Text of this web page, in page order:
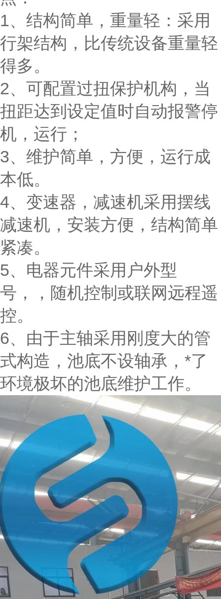
1、结构简单，重量轻：采用
行架结构，比传统设备重量轻
得多。
2、可配置过扭保护机构，当
扭距达到设定值时自动报警停
机，运行；
3、维护简单，方便，运行成
本低。
4、变速器，减速机采用摆线
减速机，安装方便，结构简单
紧凑。
5、电器元件采用户外型
号，，随机控制或联网远程遥
控。
6、由于主轴采用刚度大的管
式构造，池底不设轴承，*了
环境极坏的池底维护工作。